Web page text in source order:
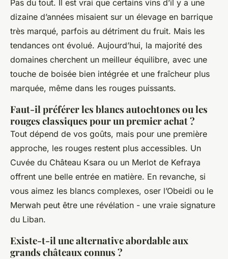
Pas du tout. Il est vrai que certains vins d’il y a une
dizaine d’années misaient sur un élevage en barrique
très marqué, parfois au détriment du fruit. Mais les
tendances ont évolué. Aujourd’hui, la majorité des
domaines cherchent un meilleur équilibre, avec une
touche de boisée bien intégrée et une fraîcheur plus
marquée, même dans les rouges puissants.
Faut-il préférer les blancs autochtones ou les
rouges classiques pour un premier achat ?
Tout dépend de vos goûts, mais pour une première
approche, les rouges restent plus accessibles. Un
Cuvée du Château Ksara ou un Merlot de Kefraya
offrent une belle entrée en matière. En revanche, si
vous aimez les blancs complexes, oser l’Obeidi ou le
Merwah peut être une révélation - une vraie signature
du Liban.
Existe-t-il une alternative abordable aux
grands châteaux connus ?